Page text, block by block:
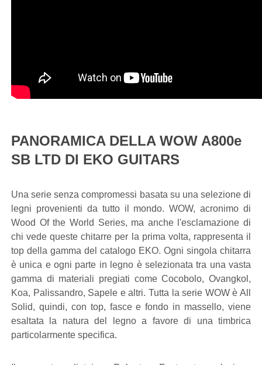
PANORAMICA DELLA WOW A800e
SB LTD DI EKO GUITARS
Una serie senza compromessi basata su una selezione di
legni provenienti da tutto il mondo. WOW, acronimo di
Wood Of the World Series, ma anche l'esclamazione di
chi vede queste chitarre per la prima volta, rappresenta il
top della gamma del catalogo EKO. Ogni singola chitarra
è unica e ogni parte in legno è selezionata tra una vasta
gamma di materiali pregiati come Cocobolo, Ovangkol,
Koa, Palissandro, Sapele e altri. Tutta la serie WOW è All
Solid, quindi, con top, fasce e fondo in massello, viene
esaltata la natura del legno a favore di una timbrica
particolarmente specifica.